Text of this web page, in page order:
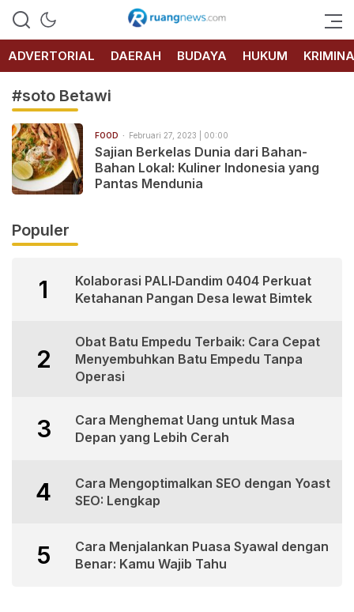
RUANG
NEWS
ADVERTORIAL
DAERAH BUDAYA HUKUM
#soto Betawi
FOOD Februari 27, 2023 | 00:00
Sajian Berkelas Dunia dari Bahan-
Bahan Lokal: Kuliner Indonesia yang
Pantas Mendunia
Populer
1
Kolaborasi PALI‑Dandim 0404 Perkuat
Ketahanan Pangan Desa lewat Bimtek
2
Obat Batu Empedu Terbaik: Cara Cepat
Menyembuhkan Batu Empedu Tanpa
Operasi
3
Cara Menghemat Uang untuk Masa
Depan yang Lebih Cerah
4
Cara Mengoptimalkan SEO dengan Yoast
SEO: Lengkap
5
Cara Menjalankan Puasa Syawal dengan
Benar: Kamu Wajib Tahu